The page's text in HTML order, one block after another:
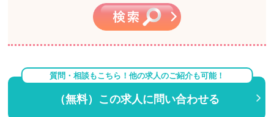
質問・相談もこちら！他の求人のご紹介も可能！
（無料）この求人に問い合わせる